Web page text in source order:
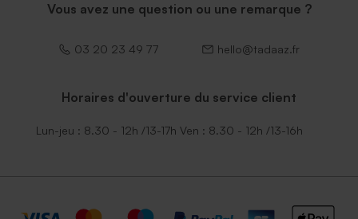
Vous avez une question ou une remarque ?
03 20 23 49 77 hello@tadaaz.fr
Horaires d'ouverture du service client
Lun-jeu : 8.30 - 12h /13-17h Ven : 8.30 - 12h /13-16h